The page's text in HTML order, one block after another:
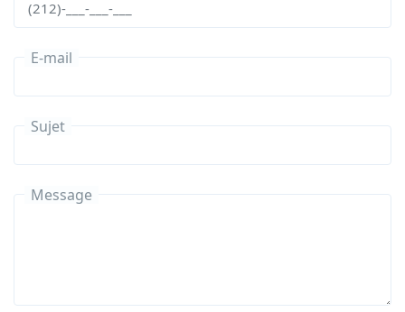
E-mail
Sujet
Message